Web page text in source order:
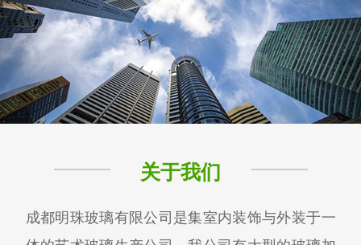
关于我们
成都明珠玻璃有限公司是集室内装饰与外装于一